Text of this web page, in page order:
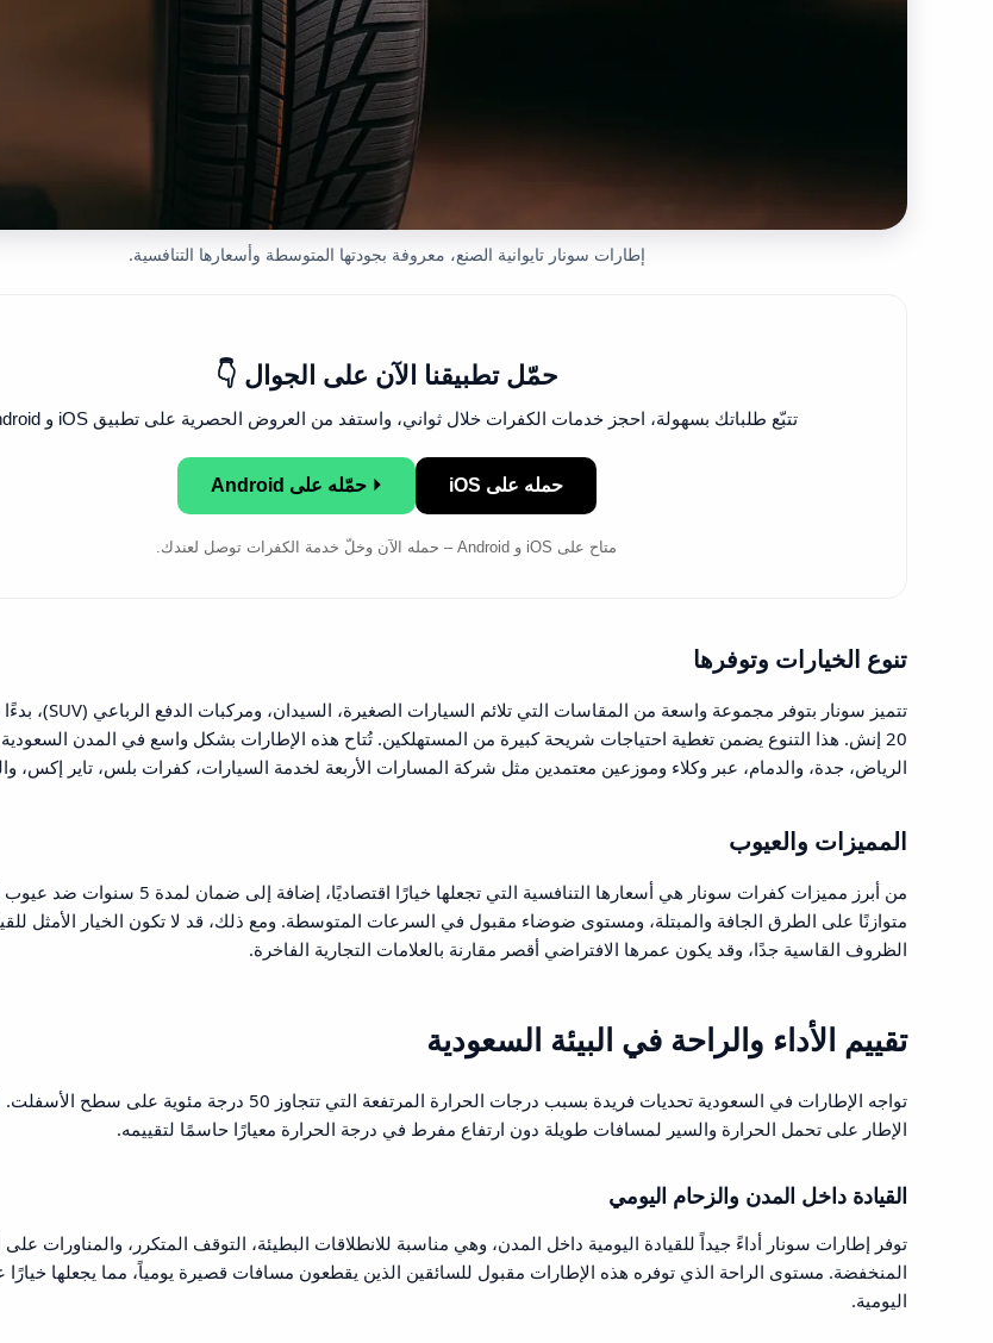
إطارات سونار تايوانية الصنع، معروفة بجودتها المتوسطة وأسعارها التنافسية.
حمّل تطبيقنا الآن على الجوال 👇
تتبّع طلباتك بسهولة، احجز خدمات الكفرات خلال ثواني، واستفد من العروض الحصرية على تطبيق iOS و Android.
حمله على iOS ⏵ حمّله على Android
متاح على iOS و Android – حمله الآن وخلّ خدمة الكفرات توصل لعندك.
تنوع الخيارات وتوفرها
20 إنش. هذا التنوع يضمن تغطية احتياجات شريحة كبيرة من المستهلكين. تُتاح هذه الإطارات بشكل واسع في المدن
الرياض، جدة، والدمام، عبر وكلاء وموزعين معتمدين مثل شركة المسارات الأربعة لخدمة السيارات، كفرات بلس، تاير إكس،
المميزات والعيوب
من أبرز مميزات كفرات سونار هي أسعارها التنافسية التي تجعلها
متوازنًا على الطرق الجافة والمبتلة، ومستوى ضوضاء مقبول في السرعات المتوسطة. ومع ذلك، قد لا تكون الخيار الأمثل
الظروف القاسية جدًا، وقد يكون عمرها الافتراضي أقصر مقارنة بالعلامات التجارية الفاخرة.
تقييم الأداء والراحة في البيئة السعودية
تواجه الإطارات في السعودية تحديات فريدة بسبب درجات الحرارة المرتفعة التي تتجاوز 50
الإطار على تحمل الحرارة والسير لمسافات طويلة دون ارتفاع مفرط في درجة الحرارة معيارًا حاسمًا لتقييمه.
القيادة داخل المدن والزحام اليومي
توفر إطارات سونار أداءً جيداً للقيادة اليومية داخل المدن، وهي مناسبة للانطلاقات البطيئة، التوقف المتكرر، والمناورات
المنخفضة. مستوى الراحة الذي توفره هذه الإطارات مقبول للسائقين الذين يقطعون مسافات قصيرة يومياً، مما يجعلها خيارًا
اليومية.